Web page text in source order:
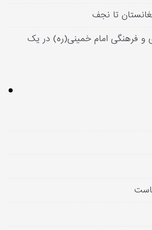
تا نجف
و فرهنگی امام خمینی(ره) در یک